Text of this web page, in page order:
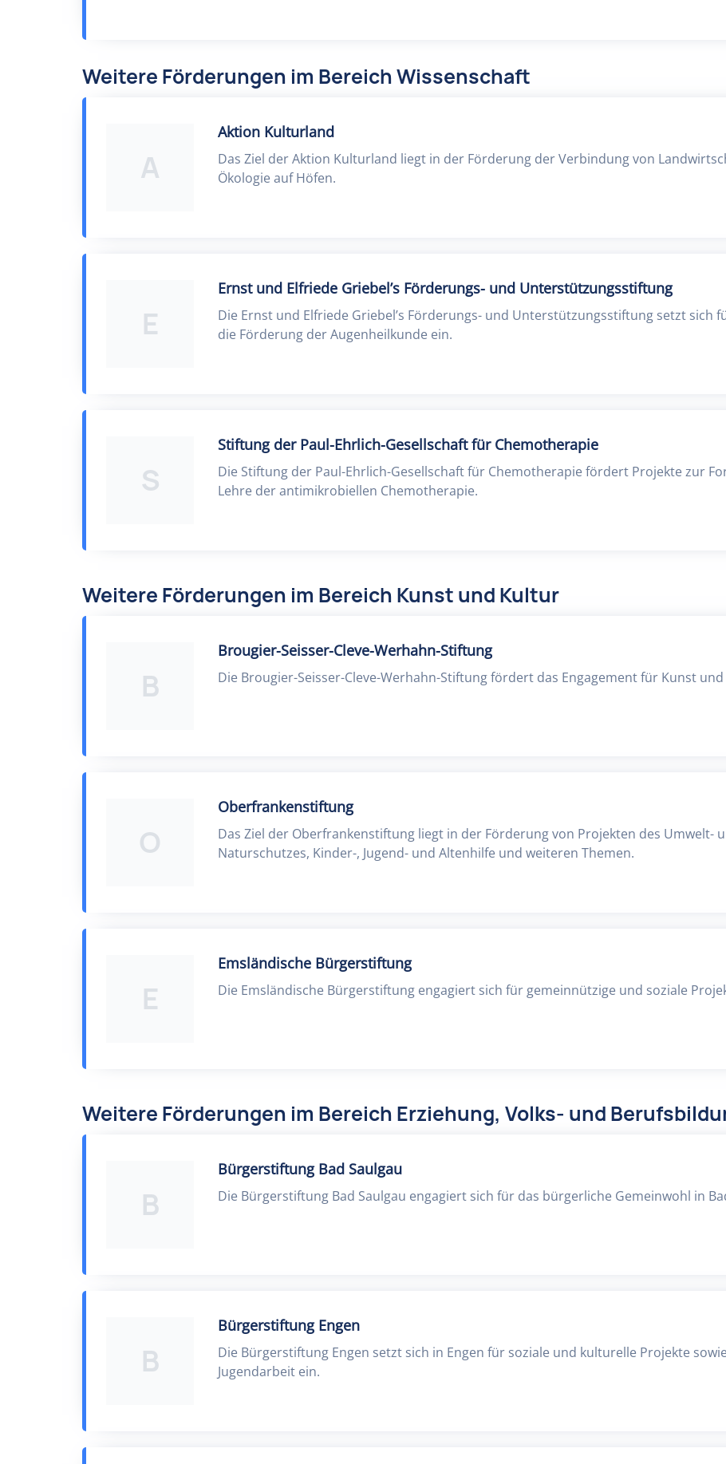
Weitere Förderungen im Bereich Wissenschaft
A
Aktion Kulturland
Das Ziel der Aktion Kulturland liegt in der Förderung der Verbindung von
Ökologie auf Höfen.
E
Ernst und Elfriede Griebel’s Förderungs- und Unterstützungsstiftung
Die Ernst und Elfriede Griebel’s Förderungs- und Unterstützungsstiftung setzt sich
die Förderung der Augenheilkunde ein.
S
Stiftung der Paul-Ehrlich-Gesellschaft für Chemotherapie
Die Stiftung der Paul-Ehrlich-Gesellschaft für Chemotherapie fördert Projekte zur
Lehre der antimikrobiellen Chemotherapie.
Weitere Förderungen im Bereich Kunst und Kultur
B
Brougier-Seisser-Cleve-Werhahn-Stiftung
Die Brougier-Seisser-Cleve-Werhahn-Stiftung fördert das Engagement für Kunst
O
Oberfrankenstiftung
Das Ziel der Oberfrankenstiftung liegt in der Förderung von Projekten des Umwelt-
Naturschutzes, Kinder-, Jugend- und Altenhilfe und weiteren Themen.
E
Emsländische Bürgerstiftung
Die Emsländische Bürgerstiftung engagiert sich für gemeinnützige und soziale
Weitere Förderungen im Bereich Erziehung, Volks- und
B
Bürgerstiftung Bad Saulgau
Die Bürgerstiftung Bad Saulgau engagiert sich für das bürgerliche Gemeinwohl in
B
Bürgerstiftung Engen
Die Bürgerstiftung Engen setzt sich in Engen für soziale und kulturelle Projekte
Jugendarbeit ein.